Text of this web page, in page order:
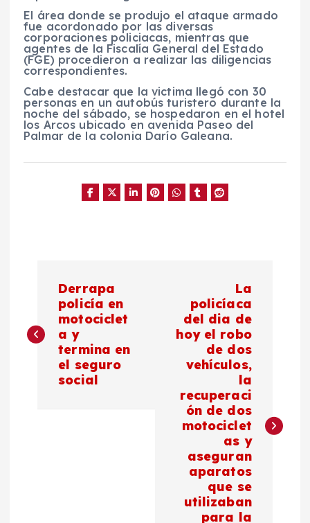
El área donde se produjo el ataque armado
fue acordonado por las diversas
corporaciones policiacas, mientras que
agentes de la Fiscalía General del Estado
(FGE) procedieron a realizar las diligencias
correspondientes.
Cabe destacar que la victima llegó con 30
personas en un autobús turistero durante la
noche del sábado, se hospedaron en el hotel
los Arcos ubicado en avenida Paseo del
Palmar de la colonia Darío Galeana.
v
Derrapa
policía en
motociclet
a y
termina en
el seguro
social
La
policíaca
del dia de
hoy el robo
de dos
vehículos,
la
recuperaci
ón de dos
motociclet
as y
aseguran
aparatos
que se
utilizaban
para la